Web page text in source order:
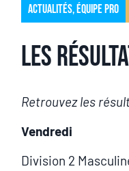
Actualités, Équipe pro
Les
Retrouvez les
Vendredi
Division 2